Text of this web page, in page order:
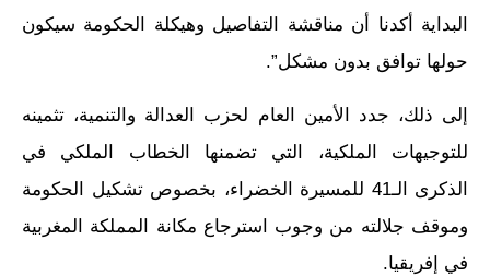
البداية أكدنا أن مناقشة التفاصيل وهيكلة الحكومة سيكون
حولها توافق بدون مشكل”.
إلى ذلك، جدد الأمين العام لحزب العدالة والتنمية، تثمينه
للتوجيهات الملكية، التي تضمنها الخطاب الملكي في
الذكرى الـ41 للمسيرة الخضراء، بخصوص تشكيل الحكومة
وموقف جلالته من وجوب استرجاع مكانة المملكة المغربية
في إفريقيا.